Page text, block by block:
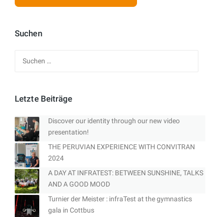
Suchen
Letzte Beiträge
Discover our identity through our new video
presentation!
THE PERUVIAN EXPERIENCE WITH CONVITRAN
2024
A DAY AT INFRATEST: BETWEEN SUNSHINE, TALKS
AND A GOOD MOOD
Turnier der Meister : infraTest at the gymnastics
gala in Cottbus